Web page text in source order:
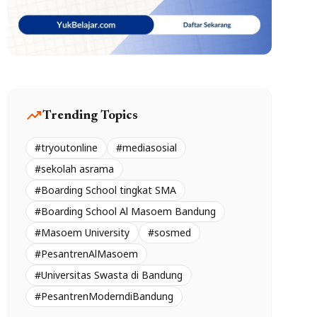
trending_upTrending Topics
#tryoutonline
#mediasosial
#sekolah asrama
#Boarding School tingkat SMA
#Boarding School Al Masoem Bandung
#Masoem University
#sosmed
#PesantrenAlMasoem
#Universitas Swasta di Bandung
#PesantrenModerndiBandung